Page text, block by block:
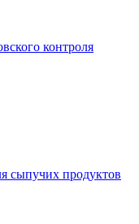
контроля
сыпучих продуктов